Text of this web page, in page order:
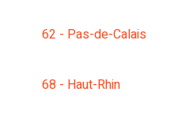
62 - Pas-de-Calais
68 - Haut-Rhin